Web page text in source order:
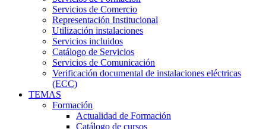
Servicios de Comercio
Representación Institucional
Utilización instalaciones
Servicios incluidos
Catálogo de Servicios
Servicios de Comunicación
Verificación documental de instalaciones eléctricas
(ECC)
TEMAS
Formación
Actualidad de Formación
Catálogo de cursos